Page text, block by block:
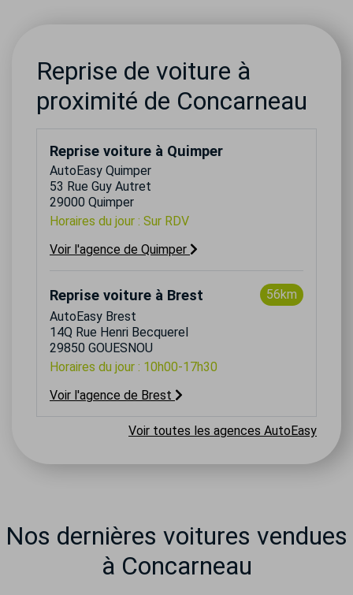
Reprise de voiture à
proximité de Concarneau
Reprise voiture à Quimper
AutoEasy Quimper
53 Rue Guy Autret
29000 Quimper
Horaires du jour : Sur RDV
Voir l'agence de Quimper
Reprise voiture à Brest
56km
AutoEasy Brest
14Q Rue Henri Becquerel
29850 GOUESNOU
Horaires du jour : 10h00-17h30
Voir l'agence de Brest
Voir toutes les agences AutoEasy
Nos dernières voitures vendues
à Concarneau